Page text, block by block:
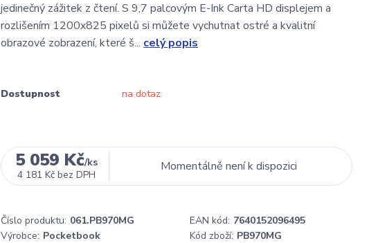
jedinečný zážitek z čtení. S 9,7 palcovým E-Ink Carta HD displejem a
rozlišením 1200x825 pixelů si můžete vychutnat ostré a kvalitní
obrazové zobrazení, které š... celý popis
Dostupnost na dotaz
5 059 Kč/ks
4 181 Kč bez DPH
Momentálně není k dispozici
Číslo produktu: 061.PB970MG EAN kód: 7640152096495
Výrobce: Pocketbook Kód zboží: PB970MG